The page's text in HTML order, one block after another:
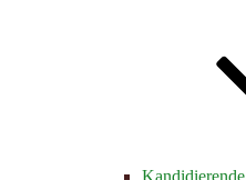
Kandidierende